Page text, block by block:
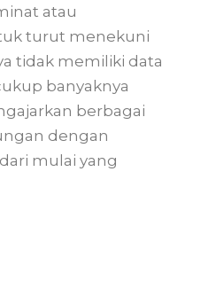
atau
turut menekuni
tidak memiliki data
banyaknya
berbagai
dengan
mulai yang